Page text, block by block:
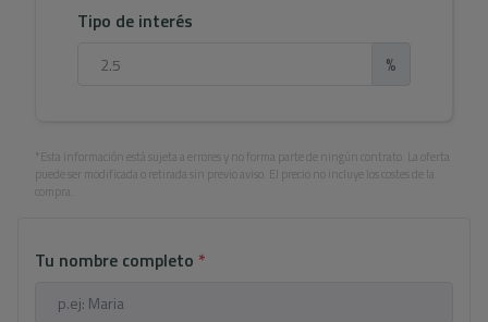
Tipo de interés
%
*Esta información está sujeta a errores y no forma parte de ningún contrato. La oferta
puede ser modificada o retirada sin previo aviso. El precio no incluye los costes de la
compra.
Tu nombre completo *